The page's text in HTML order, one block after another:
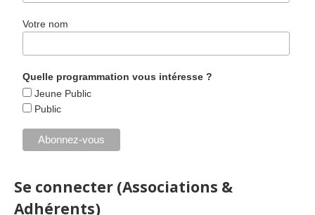
Votre nom
Quelle programmation vous intéresse ?
Jeune Public
Public
Se connecter (Associations &
Adhérents)